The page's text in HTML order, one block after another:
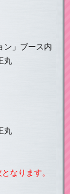
ン」ブース内
丸
丸
なります。